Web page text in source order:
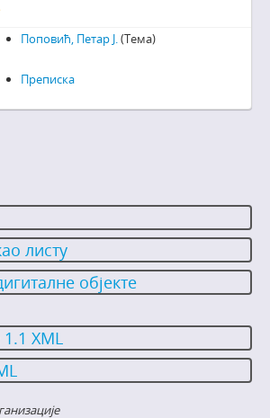
Поповић, Петар Ј.(Тема)
Преписка
листу
објекте
XML